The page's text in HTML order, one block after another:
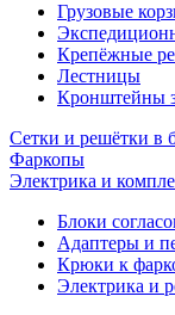
Грузовые
Крепёжные
Лестницы
Кронштейны
Сетки и решётки в
Фаркопы
Электрика и
Блоки
Адаптеры и
Крюки к
Электрика и